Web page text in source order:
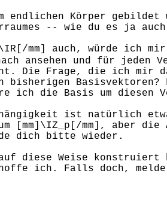
endlichen Körper
-- wie du es ja
mm] auch, würde ich
ansehen und für jeden
Die Frage, die ich
bisherigen
ich die Basis um diesen
ist natürlich
[mm]\IZ_p[/mm], aber
dich bitte wieder.
auf diese Weise
ich. Falls doch,